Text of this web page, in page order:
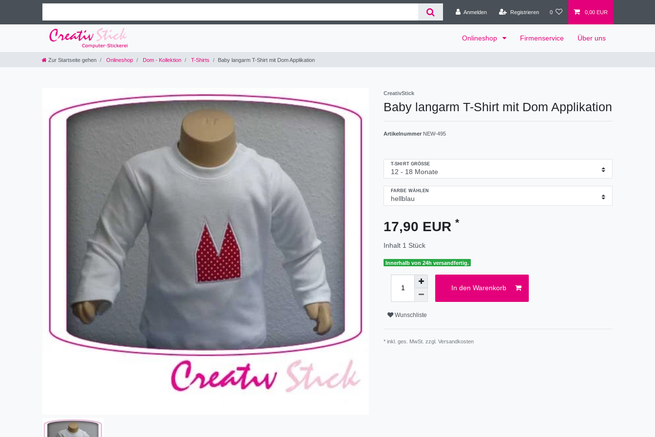
Anmelden Registrieren 0 0,00 EUR
Onlineshop Firmenservice Über uns
Zur Startseite gehen Onlineshop Dom - Kollektion T-Shirts Baby langarm T-Shirt mit Dom Applikation
CreativStick
Baby langarm T-Shirt mit Dom Applikation
Artikelnummer NEW-495
T-SHIRT GRÖSSE
FARBE WÄHLEN
17,90 EUR *
Inhalt 1 Stück
Innerhalb von 24h versandfertig.
In den Warenkorb
Wunschliste
* inkl. ges. MwSt. zzgl. Versandkosten